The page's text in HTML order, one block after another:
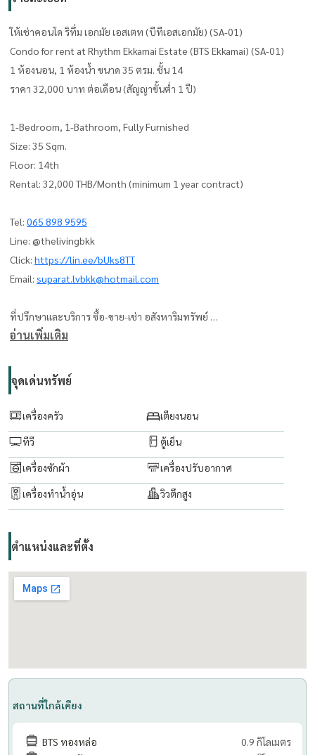
ให้เช่าคอนโด ริทึ่ม เอกมัย เอสเตท (บีทีเอสเอกมัย) (SA-01)
Condo for rent at Rhythm Ekkamai Estate (BTS Ekkamai) (SA-01)
1 ห้องนอน, 1 ห้องน้ำ ขนาด 35 ตรม. ​ชั้น 14
ราคา 32,000 บาท ต่อเดือน (สัญญาขั้นต่ำ 1 ปี)
1-Bedroom, 1-Bathroom, Fully Furnished
Size: 35 Sqm.
Floor: 14th
Rental: 32,000 THB/Month (minimum 1 year contract)
Tel: 065 898 9595
Line: @thelivingbkk
Click: https://lin.ee/bUks8TT
Email: suparat.lvbkk@hotmail.com
ที่ปรึกษาและบริการ ซื้อ-ขาย-เช่า อสังหาริมทรัพย์
The Living Bangkok Co., Ltd.
อ่านเพิ่มเติม
จุดเด่นทรัพย์
เครื่องครัว เตียงนอน
ทีวี ตู้เย็น
เครื่องซักผ้า เครื่องปรับอากาศ
เครื่องทำน้ำอุ่น วิวตึกสูง
ตำแหน่งและที่ตั้ง
สถานที่ใกล้เคียง
BTS ทองหล่อ
0.9 กิโลเมตร